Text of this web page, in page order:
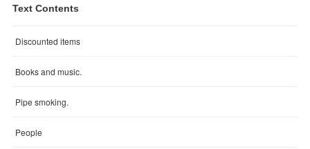
Text Contents
Discounted items
Books and music.
Pipe smoking.
People